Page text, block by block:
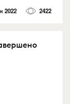
2022 2422